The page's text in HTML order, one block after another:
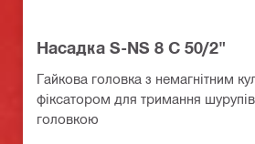
Насадка S-NS 8 C 50/2"
Гайкова головка з немагнітним
фіксатором для тримання
головкою